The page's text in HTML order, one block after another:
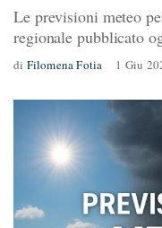
Le previsioni meteo
regionale pubblicato
di Filomena Fotia 1 Giu